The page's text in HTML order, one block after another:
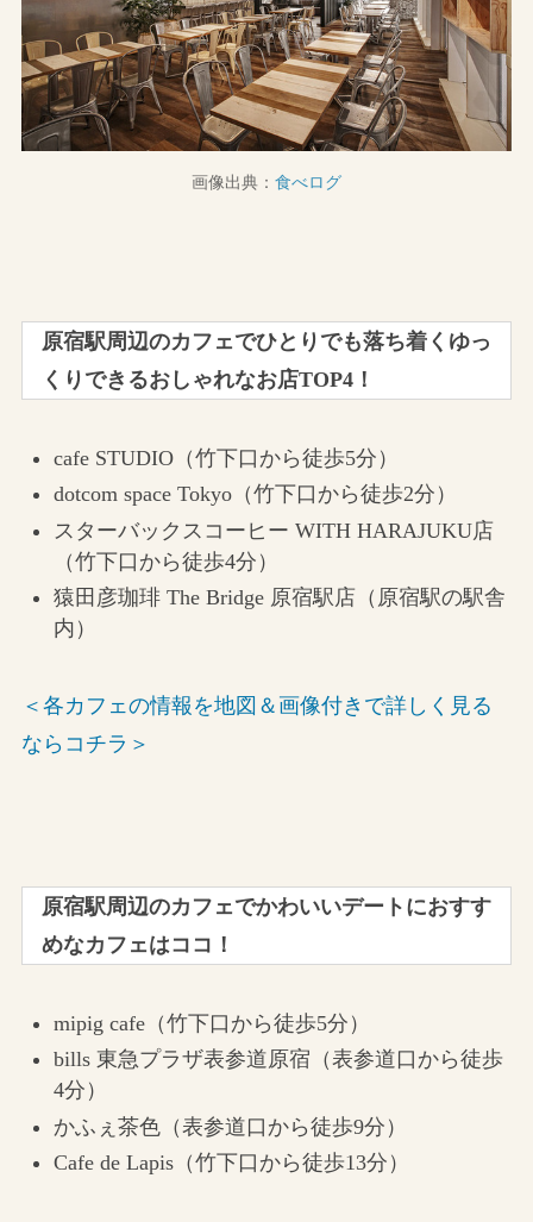
画像出典： 食べログ
原宿駅周辺のカフェでひとりでも落ち着くゆっ
くりできるおしゃれなお店TOP4！
cafe STUDIO（竹下口から徒歩5分）
dotcom space Tokyo（竹下口から徒歩2分）
スターバックスコーヒー WITH HARAJUKU店
（竹下口から徒歩4分）
猿田彦珈琲 The Bridge 原宿駅店（原宿駅の駅舎
内）
＜各カフェの情報を地図＆画像付きで詳しく見る
ならコチラ＞
原宿駅周辺のカフェでかわいいデートにおすす
めなカフェはココ！
mipig cafe（竹下口から徒歩5分）
bills 東急プラザ表参道原宿（表参道口から徒歩
4分）
かふぇ茶色（表参道口から徒歩9分）
Cafe de Lapis（竹下口から徒歩13分）